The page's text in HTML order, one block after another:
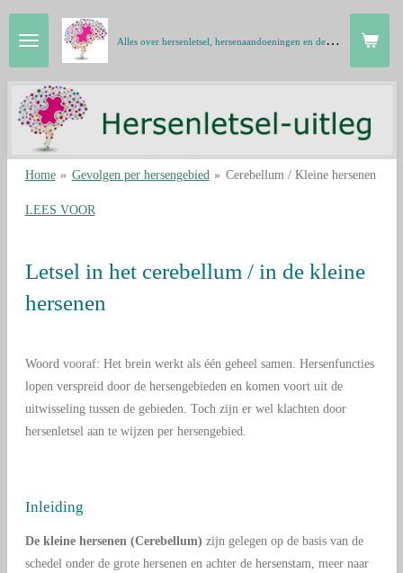
Ga
direct
naar
hoofdinhoud
A
lles over hersenletsel, hersenaandoeningen en de hersenen in gewone taal
Home » Gevolgen per hersengebied » Cerebellum / Kleine hersenen
LEES VOOR
Letsel in het cerebellum / in de kleine
hersenen
Woord vooraf: Het brein werkt als één geheel samen. Hersenfuncties
lopen verspreid door de hersengebieden en komen voort uit de
uitwisseling tussen de gebieden. Toch zijn er wel klachten door
hersenletsel aan te wijzen per hersengebied.
Inleiding
De kleine hersenen (Cerebellum) zijn gelegen op de basis van de
schedel onder de grote hersenen en achter de hersenstam, meer naar